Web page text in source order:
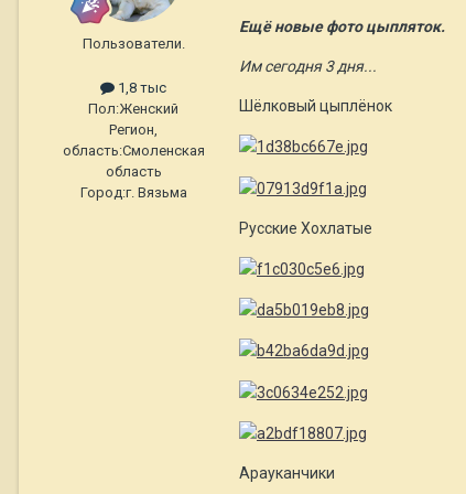
Пользователи.
1,8 тыс
Пол:Женский
Регион,
область:Смоленская
область
Город:г. Вязьма
Ещё новые фото цыпляток.
Им сегодня 3 дня...
Шёлковый цыплёнок
Русские Хохлатые
Арауканчики